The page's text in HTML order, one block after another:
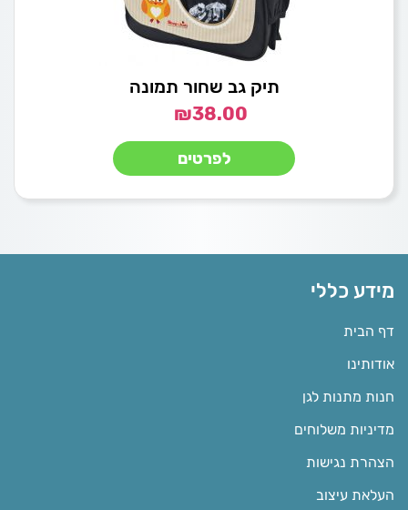
תיק גב שחור תמונה
₪38.00
לפרטים
מידע כללי
דף הבית
אודותינו
חנות מתנות לגן
מדיניות משלוחים
הצהרת נגישות
העלאת עיצוב